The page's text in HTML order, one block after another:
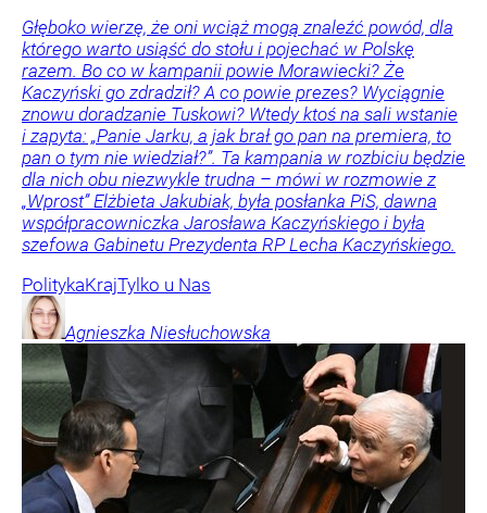
Głęboko wierzę, że oni wciąż mogą znaleźć powód, dla
którego warto usiąść do stołu i pojechać w Polskę
razem. Bo co w kampanii powie Morawiecki? Że
Kaczyński go zdradził? A co powie prezes? Wyciągnie
znowu doradzanie Tuskowi? Wtedy ktoś na sali wstanie
i zapyta: „Panie Jarku, a jak brał go pan na premiera, to
pan o tym nie wiedział?”. Ta kampania w rozbiciu będzie
dla nich obu niezwykle trudna – mówi w rozmowie z
„Wprost” Elżbieta Jakubiak, była posłanka PiS, dawna
współpracowniczka Jarosława Kaczyńskiego i była
szefowa Gabinetu Prezydenta RP Lecha Kaczyńskiego.
PolitykaKrajTylko u Nas
Agnieszka Niesłuchowska